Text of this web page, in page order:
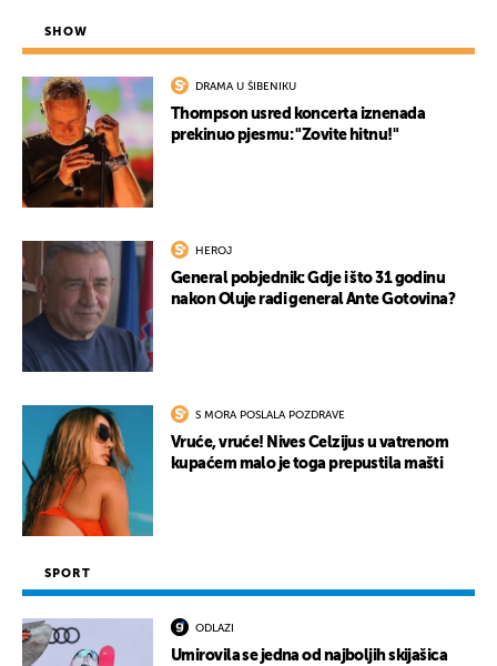
SHOW
DRAMA U ŠIBENIKU
Thompson usred koncerta iznenada
prekinuo pjesmu: "Zovite hitnu!"
HEROJ
General pobjednik: Gdje i što 31 godinu
nakon Oluje radi general Ante Gotovina?
S MORA POSLALA POZDRAVE
Vruće, vruće! Nives Celzijus u vatrenom
kupaćem malo je toga prepustila mašti
SPORT
ODLAZI
Umirovila se jedna od najboljih skijašica